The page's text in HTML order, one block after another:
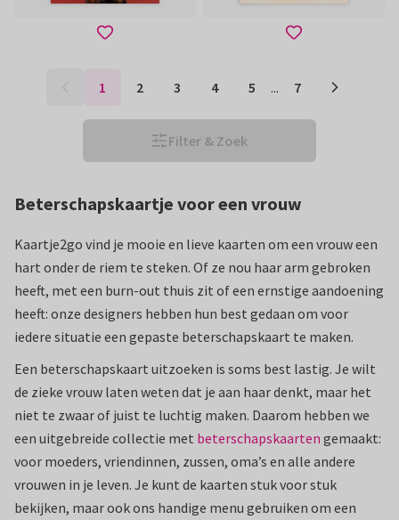
1 2 3 4 5 ... 7
Filter & Zoek
Beterschapskaartje voor een vrouw
Kaartje2go vind je mooie en lieve kaarten om een vrouw een
hart onder de riem te steken. Of ze nou haar arm gebroken
heeft, met een burn-out thuis zit of een ernstige aandoening
heeft: onze designers hebben hun best gedaan om voor
iedere situatie een gepaste beterschapskaart te maken.
Een beterschapskaart uitzoeken is soms best lastig. Je wilt
de zieke vrouw laten weten dat je aan haar denkt, maar het
niet te zwaar of juist te luchtig maken. Daarom hebben we
een uitgebreide collectie met beterschapskaarten gemaakt:
voor moeders, vriendinnen, zussen, oma’s en alle andere
vrouwen in je leven. Je kunt de kaarten stuk voor stuk
bekijken, maar ook ons handige menu gebruiken om een